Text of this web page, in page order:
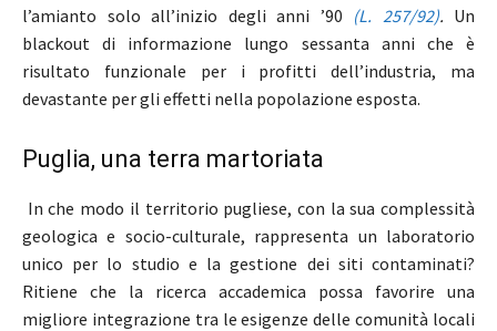
l’amianto solo all’inizio degli anni ’90 (L. 257/92). Un
blackout di informazione lungo sessanta anni che è
risultato funzionale per i profitti dell’industria, ma
devastante per gli effetti nella popolazione esposta.
Puglia, una terra martoriata
In che modo il territorio pugliese, con la sua complessità
geologica e socio-culturale, rappresenta un laboratorio
unico per lo studio e la gestione dei siti contaminati?
Ritiene che la ricerca accademica possa favorire una
migliore integrazione tra le esigenze delle comunità locali